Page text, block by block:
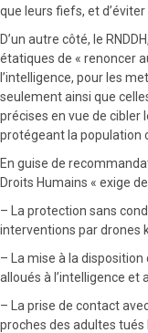
que leurs fiefs, et
D’un autre côté, le
étatiques de « renoncer
l’intelligence, pour les
seulement ainsi que
précises en vue de cibler
protégeant la population
En guise de
Droits Humains « exige
– La protection sans
interventions par drones
– La mise à la disposition
alloués à l’intelligence et
– La prise de contact
proches des adultes tués